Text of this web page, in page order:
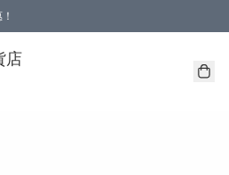
（適用於 本地送貨、本地取貨 )
一批）】
店